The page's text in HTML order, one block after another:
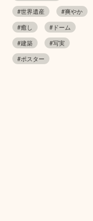
#世界遺産
#爽やか
#癒し
#ドーム
#建築
#写実
#ポスター